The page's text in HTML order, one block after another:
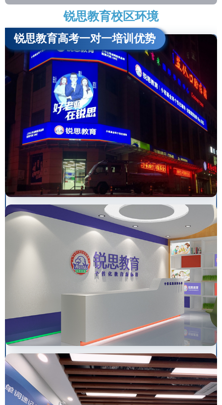
锐思教育校区环境
锐思教育高考一对一培训优势